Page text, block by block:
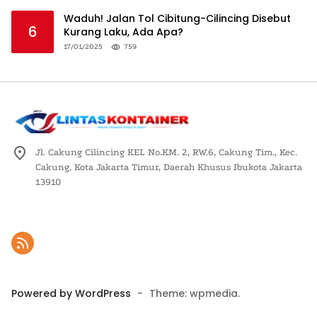
6
Waduh! Jalan Tol Cibitung-Cilincing Disebut
Kurang Laku, Ada Apa?
17/01/2025 759
Jl. Cakung Cilincing KEL No.KM. 2, RW.6, Cakung Tim., Kec.
Cakung, Kota Jakarta Timur, Daerah Khusus Ibukota Jakarta
13910
Powered by WordPress - Theme: wpmedia.